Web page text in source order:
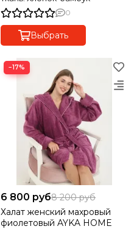
0
Выбрать
−17%
6 800 руб8 200 руб
Халат женский махровый
фиолетовый AYKA HOME